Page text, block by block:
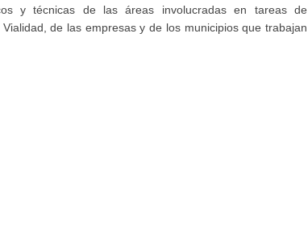
y técnicas de las áreas involucradas en tareas de
de las empresas y de los municipios que trabajan